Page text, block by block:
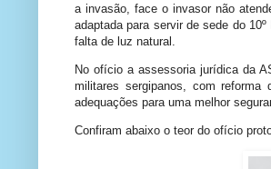
a invasão, face o invasor não
adaptada para servir de sede do
falta de luz natural.
No ofício a assessoria jurídica da
militares sergipanos, com
adequações para uma melhor
Confiram abaixo o teor do ofício